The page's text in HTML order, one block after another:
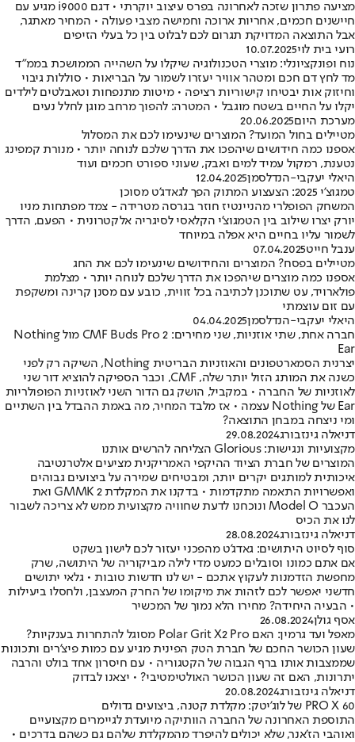
מציעה פתרון שזכה לאחרונה בפרס עיצוב יוקרתי • דגם i9000 מגיע עם
חיישנים חכמים, אחריות ארוכה וחמישה מצבי פעולה • המחיר מאתגר,
אבל התוצאה המדויקת תגרום לכם לבלוט בין כל בעלי הזיפים
רועי בית לוי10.07.2025
נוח ופונקציונלי: מוצרי הטכנולוגיה שיקלו על השהייה הממושכת בממ"ד
מד לחץ דם חכם ומטהר אוויר יעזרו לשמור על הבריאות • סוללות גיבוי
וחיזוק אות יבטיחו קישוריות רציפה • מיטות מתנפחות וטאבלטים לילדים
יקלו על החיים בשטח מוגבל • המטרה: להפוך מרחב מוגן לחלל נעים
מערכת היום20.06.2025
מטיילים בחול המועד? המוצרים שינעימו לכם את המסלול
אספנו כמה חידושים שיהפכו את הדרך שלכם לנוחה יותר • מנורת קמפינג
נטענת, רמקול עמיד למים ואבק, שעוני ספורט חכמים ועוד
היאלי יעקבי-הנדלסמן12.04.2025
טמגוצ'י 2025: הצעצוע המתוק הפך לגאדג'ט מסוכן
המשחק הפופלרי מהניינטיז חוזר בגרסה מטרידה - צמד מפתחות מניו
יורק יצרו שילוב בין הטמגוצ'י הקלאסי לסיגריה אלקטרונית • הפעם, הדרך
לשמור עליו בחיים היא אפלה במיוחד
ענבל חייט07.04.2025
מטיילים בפסח? המוצרים והחידושים שינעימו לכם את החג
אספנו כמה מוצרים שיהפכו את הדרך שלכם לנוחה יותר • מצלמת
פולארויד, עט שתוכנן לכתיבה בכל זווית, כובע עם מסנן קרינה ומשקפת
עם זום עוצמתי
היאלי יעקבי-הנדלסמן04.04.2025
חברה אחת, שתי אוזניות, שני מחירים: CMF Buds Pro 2 מול Nothing
Ear
יצרנית הסמארטפונים והאוזניות הבריטית Nothing, השיקה רק לפני
כשנה את המותג הזול יותר שלה, CMF, וכבר הספיקה להוציא דור שני
לאוזניות של החברה • במקביל, הושק גם הדור השני לאוזניות הפופולריות
Ear של Nothing עצמה • אז מלבד המחיר, מה באמת ההבדל בין השתיים
ומי ניצחה במבחן התוצאה?
דניאלה גינזבורג29.08.2024
מקצועיות ונגישות: Glorious הצליחה להרשים אותנו
המוצרים של חברת הציוד ההיקפי האמריקנית מציעים אלטרנטיבה
איכותית למותגים יקרים יותר, ומבטיחים שמירה על ביצועים גבוהים
ואפשרויות התאמה מתקדמות • בדקנו את המקלדת GMMK 2 ואת
העכבר Model O ונוכחנו לדעת שחוויה מקצועית ממש לא צריכה לשבור
לנו את הכיס
דניאלה גינזבורג28.08.2024
סוף לסיוט היתושים: גאדג'ט מהפכני יעזור לכם לישון בשקט
אם אתם כמונו וסובלים כמעט מדי לילה מביקוריה של היתושה, שרק
מחפשת הזדמנות לעקוץ אתכם - יש לנו חדשות טובות • גלאי יתושים
חדשני יאפשר לכם לזהות את מיקומו של החרק המעצבן, ולחסלו ביעילות
• הבעיה היחידה? מחירו הלא נמוך של המכשיר
אסף גולן26.08.2024
מאפל ועד גרמין: האם Polar Grit X2 Pro מסוגל להתחרות בענקיות?
שעון הכושר החכם של חברת הטק הפינית מגיע עם כמות פיצ'רים ותכונות
שממצבות אותו ברף הגבוה של הקטגוריה • עם חיסרון אחד בולט והרבה
יתרונות, האם זה שעון הכושר האולטימטיבי? • יצאנו לבדוק
דניאלה גינזבורג20.08.2024
PRO X 60 של לוג'יטק: מקלדת קטנה, ביצועים גדולים
התוספת האחרונה של החברה הוותיקה מיועדת לגיימרים מקצועיים
ואוהבי הז'אנר, שלא יכולים להיפרד מהמקלדת שלהם גם כשהם בדרכים •